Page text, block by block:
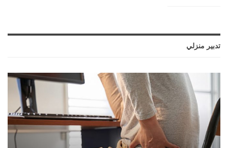
تدبير منزلي